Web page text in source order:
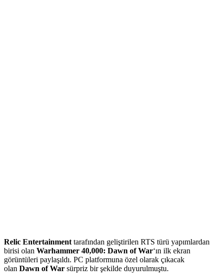
Relic Entertainment tarafından geliştirilen RTS türü yapımlardan
birisi olan Warhammer 40,000: Dawn of War‘ın ilk ekran
görüntüleri paylaşıldı. PC platformuna özel olarak çıkacak
olan Dawn of War sürpriz bir şekilde duyurulmuştu.